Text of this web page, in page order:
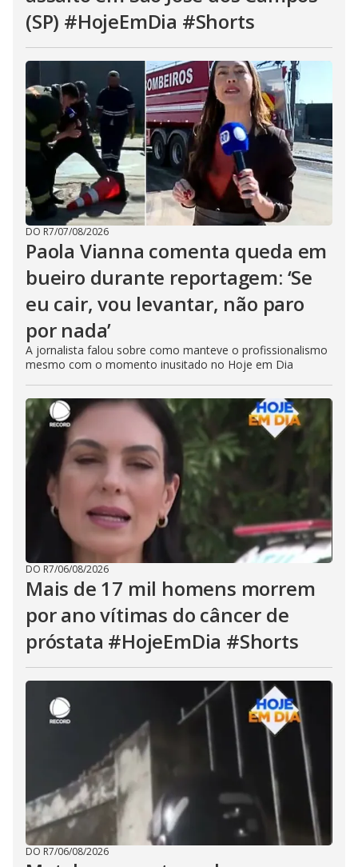
(SP) #HojeEmDia #Shorts
DO R7/07/08/2026
Paola Vianna comenta queda em
bueiro durante reportagem: ‘Se
eu cair, vou levantar, não paro
por nada’
A jornalista falou sobre como manteve o profissionalismo
mesmo com o momento inusitado no Hoje em Dia
DO R7/06/08/2026
Mais de 17 mil homens morrem
por ano vítimas do câncer de
próstata #HojeEmDia #Shorts
DO R7/06/08/2026